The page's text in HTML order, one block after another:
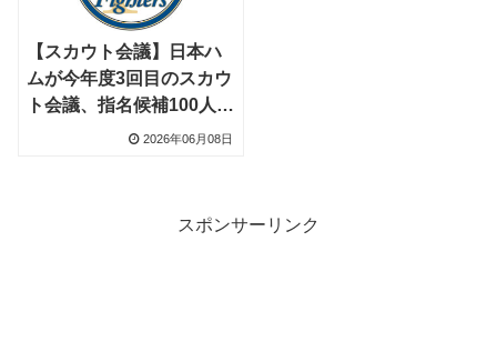
【スカウト会議】日本ハ
ムが今年度3回目のスカウ
ト会議、指名候補100人前
後でドラフト1位クラスは
2026年06月08日
スポンサーリンク